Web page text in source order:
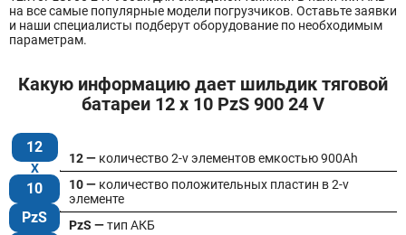
на все самые популярные модели погрузчиков. Оставьте заявки
и наши специалисты подберут оборудование по необходимым
параметрам.
Какую информацию дает шильдик тяговой
батареи 12 x 10 PzS 900 24 V
12
10
PzS
12 — количество 2-v элементов емкостью 900Ah
10 — количество положительных пластин в 2-v
элементе
PzS —тип АКБ